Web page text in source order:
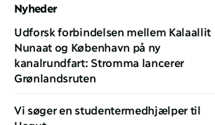
Nyheder
Udforsk forbindelsen mellem Kalaallit
Nunaat og København på ny
kanalrundfart: Stromma lancerer
Grønlandsruten
Vi søger en studentermedhjælper til